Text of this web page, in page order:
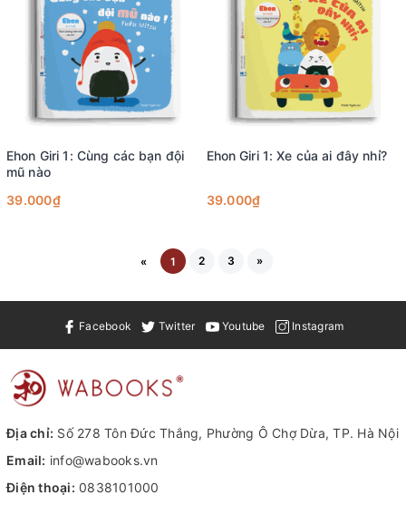
Ehon Giri 1: Cùng các bạn đội
mũ nào
39.000₫
Ehon Giri 1: Xe của ai đây nhỉ?
39.000₫
« 1 2 3 »
Facebook Twitter Youtube Instagram
Địa chỉ: Số 278 Tôn Đức Thắng, Phường Ô Chợ Dừa, TP. Hà Nội
Email: info@wabooks.vn
Điện thoại: 0838101000